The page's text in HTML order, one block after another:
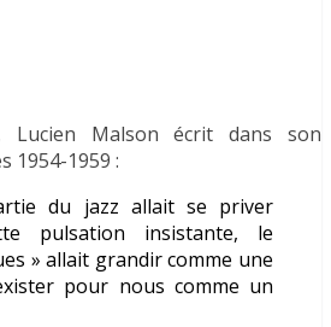
Lucien Malson écrit dans son
1954-1959 :
du jazz allait se priver
pulsation insistante, le
» allait grandir comme une
pour nous comme un